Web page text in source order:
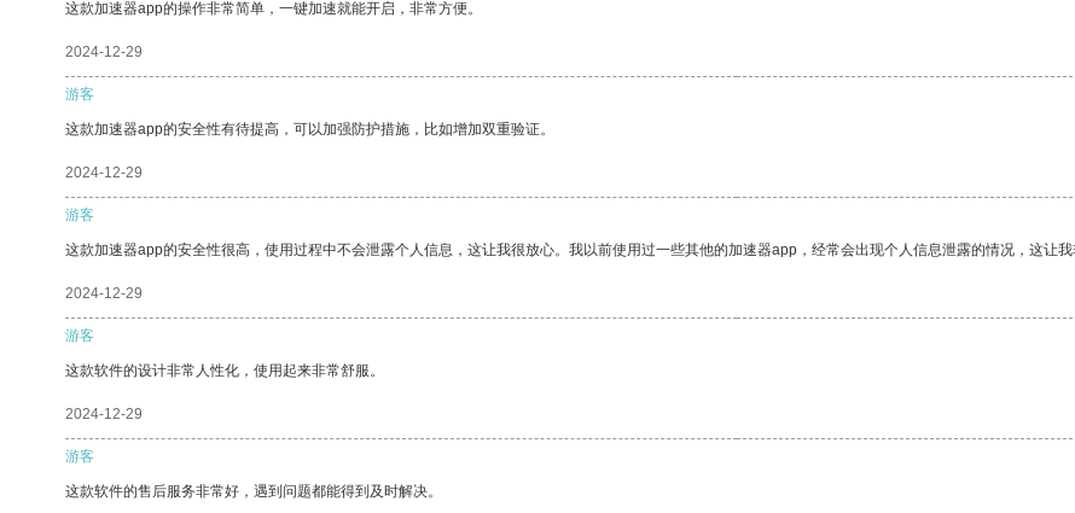
这款加速器app的操作非常简单，一键加速就能开启，非常方便。
2024-12-29
游客
这款加速器app的安全性有待提高，可以加强防护措施，比如增加双重验证。
2024-12-29
游客
这款加速器app的安全性很高，使用过程中不会泄露个人信息，这让我很放心。我以前使用过一些其他的加速器app，经常会出现个人信息泄露的情况，这让我
2024-12-29
游客
这款软件的设计非常人性化，使用起来非常舒服。
2024-12-29
游客
这款软件的售后服务非常好，遇到问题都能得到及时解决。